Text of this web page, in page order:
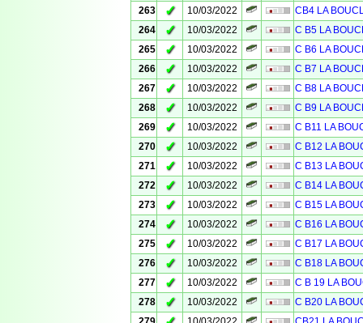
263
✓ 10/03/2022
CB4 LA
264
✓ 10/03/2022
C B5 LA
265
✓ 10/03/2022
C B6 LA
266
✓ 10/03/2022
C B7 LA
267
✓ 10/03/2022
C B8 LA
268
✓ 10/03/2022
C B9 LA
269
✓ 10/03/2022
C B11 LA
270
✓ 10/03/2022
C B12 LA
271
✓ 10/03/2022
C B13 LA
272
✓ 10/03/2022
C B14 LA
273
✓ 10/03/2022
C B15 LA
274
✓ 10/03/2022
C B16 LA
275
✓ 10/03/2022
C B17 LA
276
✓ 10/03/2022
C B18 LA
277
✓ 10/03/2022
C B 19 LA
278
✓ 10/03/2022
C B20 LA